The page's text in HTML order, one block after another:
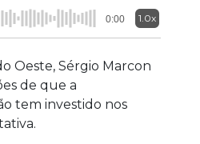
0:00 1.0x
Oeste, Sérgio Marcon
de que a
tem investido nos